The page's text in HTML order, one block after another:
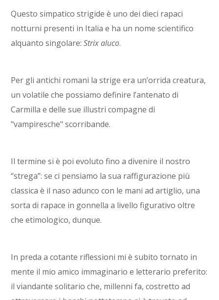
Questo simpatico strigide è uno dei dieci rapaci
notturni presenti in Italia e ha un nome scientifico
alquanto singolare:Strix aluco.
Per gli antichi romani la strige era un’orrida creatura,
un volatile che possiamo definire l’antenato di
Carmilla e delle sue illustri compagne di
"vampiresche" scorribande.
Il termine si è poi evoluto fino a divenire il nostro
“strega”: se ci pensiamo la sua raffigurazione più
classica è il naso adunco con le mani ad artiglio, una
sorta di rapace in gonnella a livello figurativo oltre
che etimologico, dunque.
In preda a cotante riflessioni mi è subito tornato in
mente il mio amico immaginario e letterario preferito:
il viandante solitario che, millenni fa, costretto ad